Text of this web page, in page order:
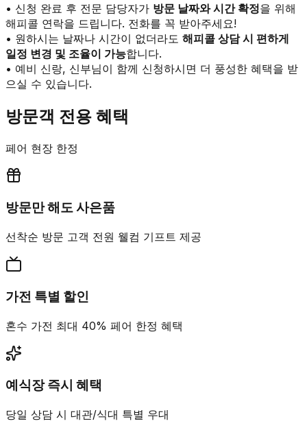
• 신청 완료 후 전문 담당자가 방문 날짜와 시간 확정을 위해
해피콜 연락을 드립니다. 전화를 꼭 받아주세요!
• 원하시는 날짜나 시간이 없더라도 해피콜 상담 시 편하게
일정 변경 및 조율이 가능합니다.
• 예비 신랑, 신부님이 함께 신청하시면 더 풍성한 혜택을 받
으실 수 있습니다.
방문객 전용 혜택
페어 현장 한정
방문만 해도 사은품
선착순 방문 고객 전원 웰컴 기프트 제공
가전 특별 할인
혼수 가전 최대 40% 페어 한정 혜택
예식장 즉시 혜택
당일 상담 시 대관/식대 특별 우대